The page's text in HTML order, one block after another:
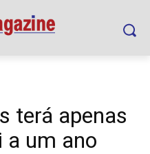
terá apenas
a um ano